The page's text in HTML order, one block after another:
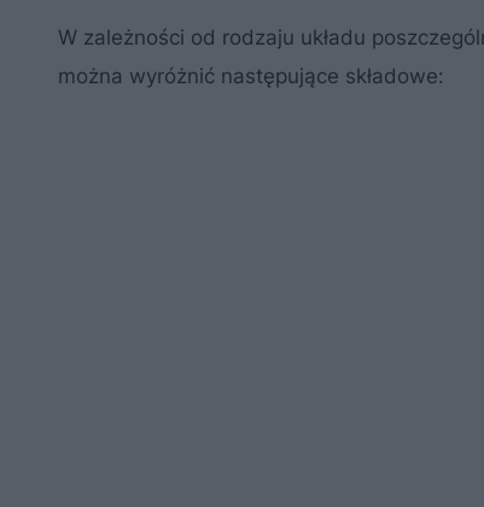
W zależności od rodzaju układu
można wyróżnić następujące składowe: